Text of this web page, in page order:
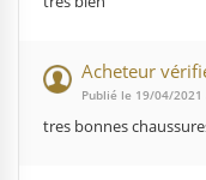
Acheteur
Publié le 19/04/2021
tres bonnes